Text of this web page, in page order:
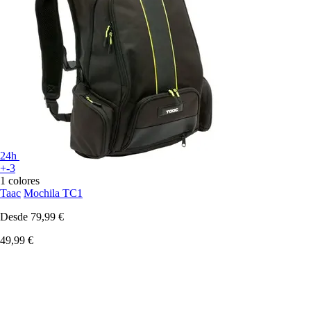
24h
+-3
1 colores
Taac Mochila TC1
Desde 79,99 €
49,99 €